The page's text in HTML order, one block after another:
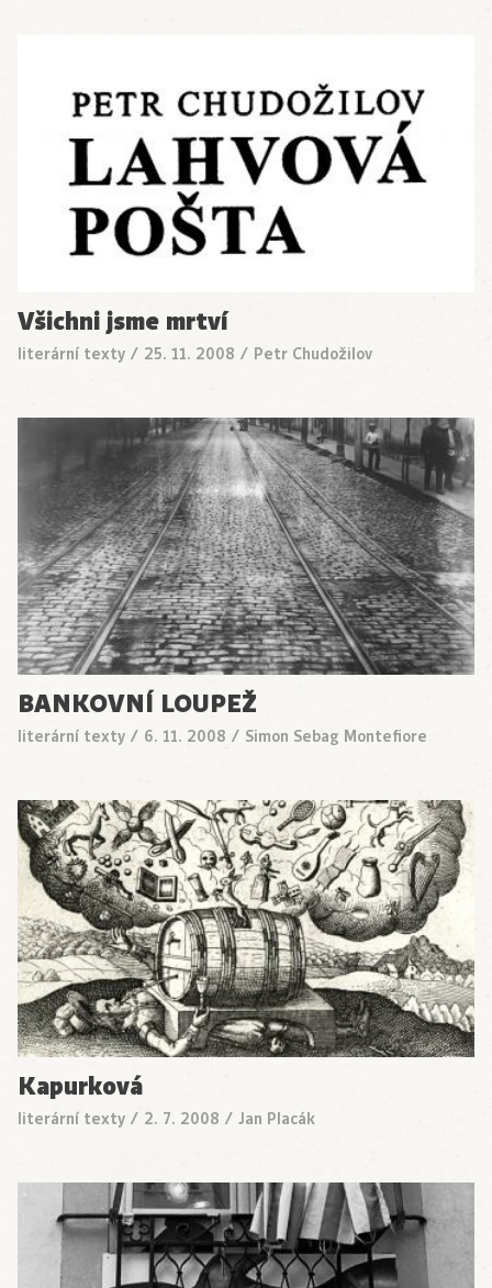
Všichni jsme mrtví
literární texty / 25. 11. 2008 / Petr Chudožilov
BANKOVNÍ LOUPEŽ
literární texty / 6. 11. 2008 / Simon Sebag Montefiore
Kapurková
literární texty / 2. 7. 2008 / Jan Placák